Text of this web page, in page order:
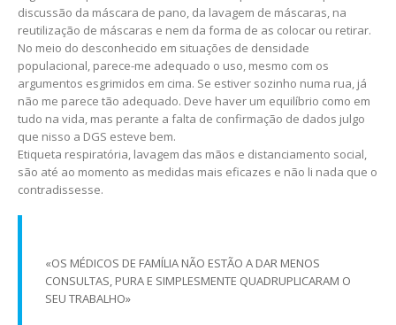
discussão da máscara de pano, da lavagem de máscaras, na
reutilização de máscaras e nem da forma de as colocar ou retirar.
No meio do desconhecido em situações de densidade
populacional, parece-me adequado o uso, mesmo com os
argumentos esgrimidos em cima. Se estiver sozinho numa rua, já
não me parece tão adequado. Deve haver um equilíbrio como em
tudo na vida, mas perante a falta de confirmação de dados julgo
que nisso a DGS esteve bem.
Etiqueta respiratória, lavagem das mãos e distanciamento social,
são até ao momento as medidas mais eficazes e não li nada que o
contradissesse.
«OS MÉDICOS DE FAMÍLIA NÃO ESTÃO A DAR MENOS
CONSULTAS, PURA E SIMPLESMENTE QUADRUPLICARAM O
SEU TRABALHO»